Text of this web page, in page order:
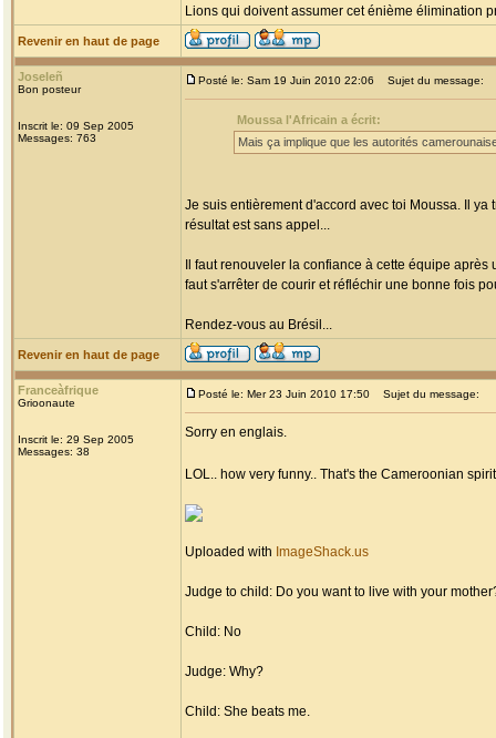
Lions qui doivent assumer cet énième élimination
Revenir en haut de page
Joseleñ
Bon posteur
Inscrit le: 09 Sep 2005
Messages: 763
Posté le: Sam 19 Juin 2010 22:06 Sujet du message:
Moussa l'Africain a écrit:
Mais ça implique que les autorités
Je suis entièrement d'accord avec toi Moussa. Il
résultat est sans appel...
Il faut renouveler la confiance à cette équipe
faut s'arrêter de courir et réfléchir une bonne fois
Rendez-vous au Brésil...
Revenir en haut de page
Franceàfrique
Grioonaute
Inscrit le: 29 Sep 2005
Messages: 38
Posté le: Mer 23 Juin 2010 17:50 Sujet du message:
Sorry en englais.
LOL.. how very funny.. That's the Cameroonian
Uploaded with ImageShack.us
Judge to child: Do you want to live with your
Child: No
Judge: Why?
Child: She beats me.